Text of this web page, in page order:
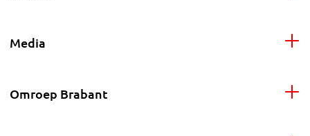
Media
Omroep Brabant